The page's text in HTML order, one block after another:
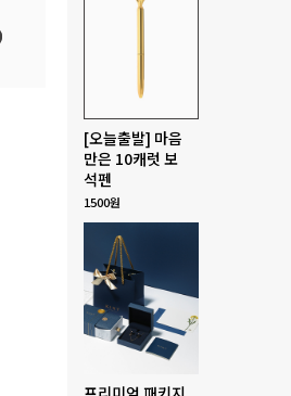
[오늘출발] 마음
만은 10캐럿 보
석펜
1500원